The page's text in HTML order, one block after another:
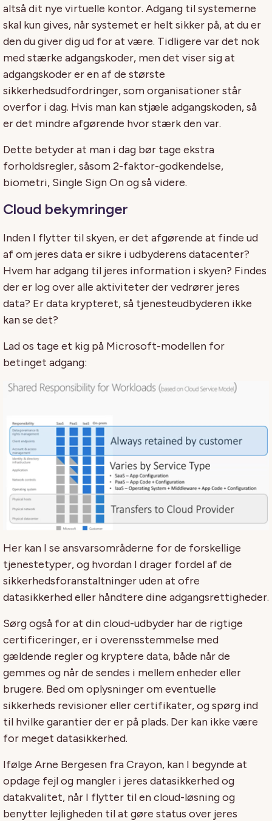
altså dit nye virtuelle kontor. Adgang til systemerne
skal kun gives, når systemet er helt sikker på, at du er
den du giver dig ud for at være. Tidligere var det nok
med stærke adgangskoder, men det viser sig at
adgangskoder er en af de største
sikkerhedsudfordringer, som organisationer står
overfor i dag. Hvis man kan stjæle adgangskoden, så
er det mindre afgørende hvor stærk den var.
Dette betyder at man i dag bør tage ekstra
forholdsregler, såsom 2-faktor-godkendelse,
biometri, Single Sign On og så videre.
Cloud bekymringer
Inden I flytter til skyen, er det afgørende at finde ud
af om jeres data er sikre i udbyderens datacenter?
Hvem har adgang til jeres information i skyen? Findes
der er log over alle aktiviteter der vedrører jeres
data? Er data krypteret, så tjenesteudbyderen ikke
kan se det?
Lad os tage et kig på Microsoft-modellen for
betinget adgang:
Her kan I se ansvarsområderne for de forskellige
tjenestetyper, og hvordan I drager fordel af de
sikkerhedsforanstaltninger uden at ofre
datasikkerhed eller håndtere dine adgangsrettigheder.
Sørg også for at din cloud-udbyder har de rigtige
certificeringer, er i overensstemmelse med
gældende regler og kryptere data, både når de
gemmes og når de sendes i mellem enheder eller
brugere. Bed om oplysninger om eventuelle
sikkerheds revisioner eller certifikater, og spørg ind
til hvilke garantier der er på plads. Der kan ikke være
for meget datasikkerhed.
Ifølge Arne Bergesen fra Crayon, kan I begynde at
opdage fejl og mangler i jeres datasikkerhed og
datakvalitet, når I flytter til en cloud-løsning og
benytter lejligheden til at gøre status over jeres